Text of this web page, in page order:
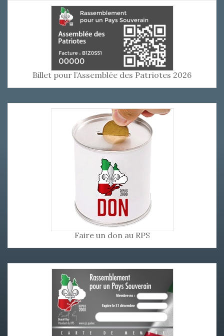
Billet pour l’Assemblée des Patriotes 2026
Faire un don au RPS